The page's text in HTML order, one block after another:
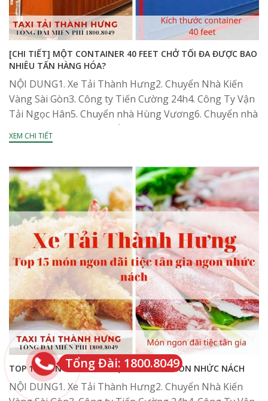
[CHI TIẾT] MỘT CONTAINER 40 FEET CHỞ TỐI ĐA ĐƯỢC BAO
NHIÊU TẤN HÀNG HÓA?
NỘI DUNG1. Xe Tải Thành Hưng2. Chuyển Nhà Kiến
Vàng Sài Gòn3. Công ty Tiến Cường 24h4. Công Ty Vận
Tải Ngọc Hân5. Chuyển nhà Hùng Vương6. Chuyển nhà
Vietnam Moving7. Chuyển Nhà Thái...
XEM CHI TIẾT
TOP 15 MÓN NGON ĐÃI TIỆC TÂN GIA NGON NHỨC NÁCH
NỘI DUNG1. Xe Tải Thành Hưng2. Chuyển Nhà Kiến
Tổng Đài: 1800.8049